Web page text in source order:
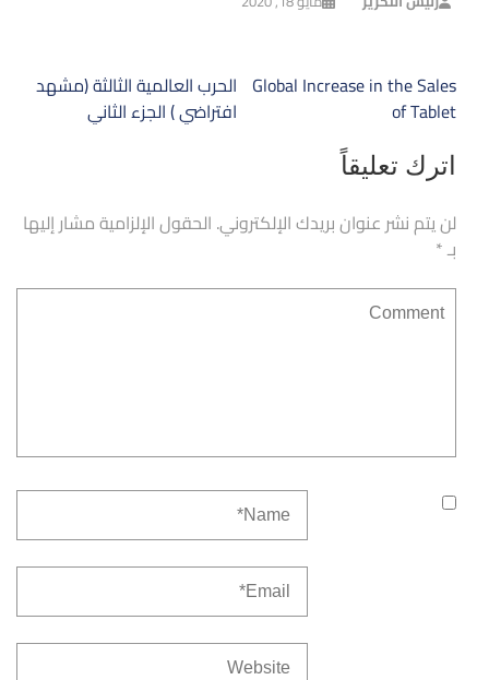
تصفّح
المقالات
الحرب العالمية الثالثة (مشهد
افتراضي ) الجزء الثاني
Global Increase in the Sales
of Tablet
اترك تعليقاً
لن يتم نشر عنوان بريدك الإلكتروني. الحقول الإلزامية مشار إليها
بـ*